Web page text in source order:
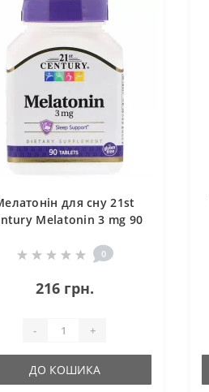
для сну 21st
Melatonin 3 mg 90
0
216 грн.
- +
ДО КОШИКА